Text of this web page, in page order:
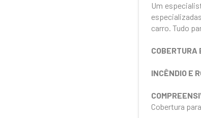
Um
carro. Tudo
COBERTURA
INCÊNDIO E
Cobertura